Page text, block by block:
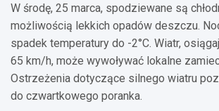
W środę, 25 marca, spodziewane są
możliwością lekkich opadów deszczu.
spadek temperatury do -2°C. Wiatr,
65 km/h, może wywoływać lokalne
Ostrzeżenia dotyczące silnego wiatru
do czwartkowego poranka.